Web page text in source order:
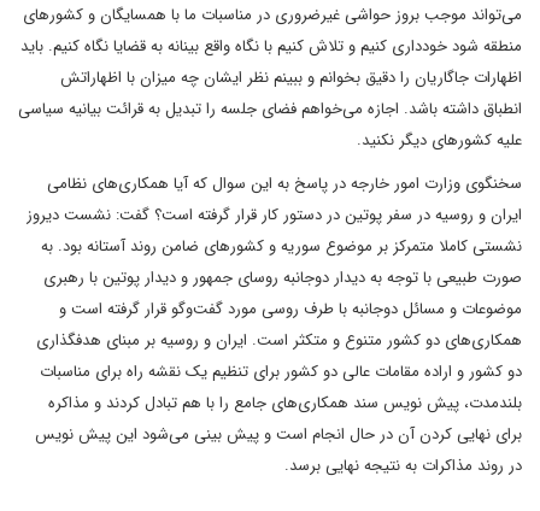
می‌تواند موجب بروز حواشی غیرضروری در مناسبات ما با همسایگان و کشورهای
منطقه شود خودداری کنیم و تلاش کنیم با نگاه واقع بینانه به قضایا نگاه کنیم. باید
اظهارات جاگاریان را دقیق بخوانم و ببینم نظر ایشان چه میزان با اظهاراتش
انطباق داشته باشد. اجازه می‌خواهم فضای جلسه را تبدیل به قرائت بیانیه سیاسی
علیه کشورهای دیگر نکنید.
سخنگوی وزارت امور خارجه در پاسخ به این سوال که آیا همکاری‌های نظامی
ایران و روسیه در سفر پوتین در دستور کار قرار گرفته است؟ گفت: نشست دیروز
نشستی کاملا متمرکز بر موضوع سوریه و کشورهای ضامن روند آستانه بود. به
صورت طبیعی با توجه به دیدار دوجانبه روسای جمهور و دیدار پوتین با رهبری
موضوعات و مسائل دوجانبه با طرف روسی مورد گفت‌وگو قرار گرفته است و
همکاری‌های دو کشور متنوع و متکثر است. ایران و روسیه بر مبنای هدفگذاری
دو کشور و اراده مقامات عالی دو کشور برای تنظیم یک نقشه راه برای مناسبات
بلندمدت، پیش نویس سند همکاری‌های جامع را با هم تبادل کردند و مذاکره
برای نهایی کردن آن در حال انجام است و پیش بینی می‌شود این پیش نویس
در روند مذاکرات به نتیجه نهایی برسد.